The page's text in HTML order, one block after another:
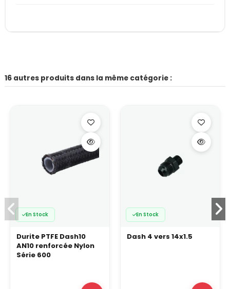
16 autres produits dans la même catégorie :
En Stock
Durite PTFE Dash10
AN10 renforcée Nylon
Série 600
En Stock
Dash 4 vers 14x1.5